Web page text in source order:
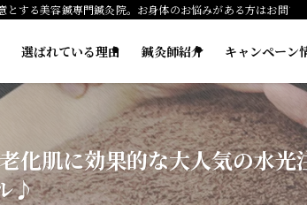
する美容鍼専門鍼灸院。お身体のお悩みがある方はお問い
選ばれている理由 鍼灸師紹介 キャンペーン
化肌に効果的な大人気の水
♪